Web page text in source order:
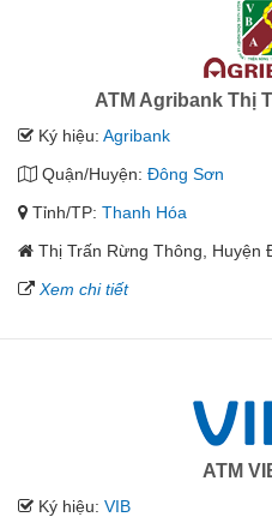
ATM Agribank Thị
Ký hiệu: Agribank
Quận/Huyện: Đông Sơn
Tỉnh/TP: Thanh Hóa
Thị Trấn Rừng Thông, Huyện
Xem chi tiết
ATM
Ký hiệu: VIB